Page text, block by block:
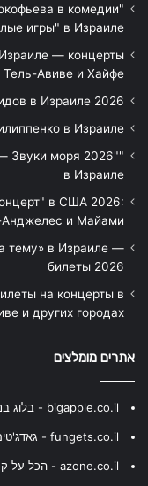
в комедии
игры" в Израиле
Израиле — концерты
Тель-Авиве и Хайфе
в Израиле 2026
в Израиле
Звуки моря 2026"
в Израиле
в США 2026:
и Майами
тему» в Израиле —
билеты 2026
на концерты в
и других городах
אתרים מומלצים
bigapple.co.il - בלוג בניית אתרים
fungets.co.il - גאדג'טים הכי שווים
azone.co.il - הכל על קניה באמזון